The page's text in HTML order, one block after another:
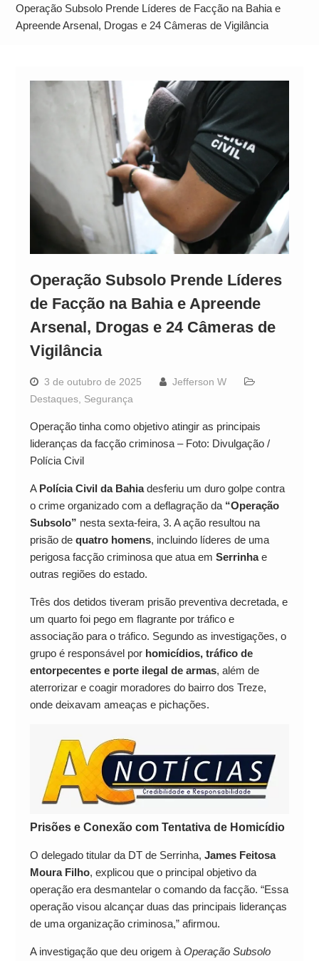
Alto
Operação Subsolo Prende Líderes de Facção na Bahia e
Apreende Arsenal, Drogas e 24 Câmeras de Vigilância
Operação Subsolo Prende Líderes
de Facção na Bahia e Apreende
Arsenal, Drogas e 24 Câmeras de
Vigilância
3 de outubro de 2025
Jefferson W
Destaques, Segurança
Operação tinha como objetivo atingir as principais
lideranças da facção criminosa – Foto: Divulgação /
Polícia Civil
A Polícia Civil da Bahiadesferiu um duro golpe contra
o crime organizado com a deflagração da “Operação
Subsolo” nesta sexta-feira, 3. A ação resultou na
prisão de quatro homens, incluindo líderes de uma
perigosa facção criminosa que atua em Serrinhae
outras regiões do estado.
Três dos detidos tiveram prisão preventiva decretada, e
um quarto foi pego em flagrante por tráfico e
associação para o tráfico. Segundo as investigações, o
grupo é responsável por homicídios, tráfico de
entorpecentes e porte ilegal de armas, além de
aterrorizar e coagir moradores do bairro dos Treze,
onde deixavam ameaças e pichações.
Prisões e Conexão com Tentativa de Homicídio
O delegado titular da DT de Serrinha, James Feitosa
Moura Filho, explicou que o principal objetivo da
operação era desmantelar o comando da facção. “Essa
operação visou alcançar duas das principais lideranças
de uma organização criminosa,” afirmou.
A investigação que deu origem à Operação Subsolo